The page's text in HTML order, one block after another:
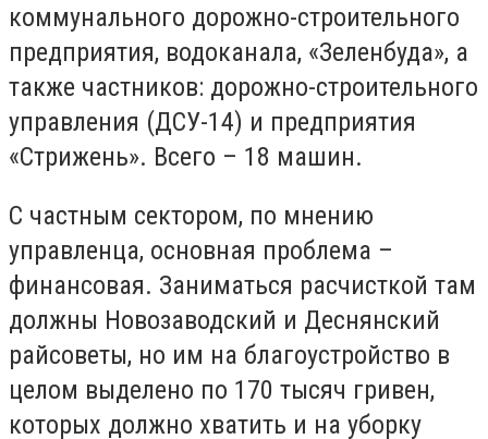
коммунального дорожно-строительного
предприятия, водоканала, «Зеленбуда», а
также частников: дорожно-строительного
управления (ДСУ-14) и предприятия
«Стрижень». Всего – 18 машин.
С частным сектором, по мнению
управленца, основная проблема –
финансовая. Заниматься расчисткой там
должны Новозаводский и Деснянский
райсоветы, но им на благоустройство в
целом выделено по 170 тысяч гривен,
которых должно хватить и на уборку